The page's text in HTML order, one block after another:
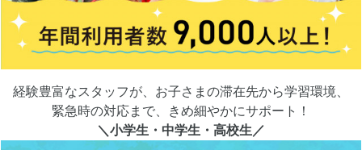
経験豊富なスタッフが、お子さまの滞在先から学習環境、
緊急時の対応まで、きめ細やかにサポート！
＼小学生・中学生・高校生／